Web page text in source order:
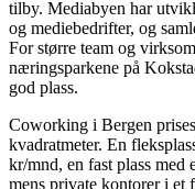
tilby. Mediabyen har
og mediebedrifter, og
For større team og
næringsparkene på
god plass.
Coworking i Bergen
kvadratmeter. En
kr/mnd, en fast plass med
mens private kontorer i et